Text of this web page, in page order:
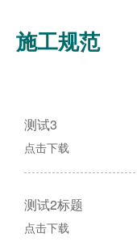
施工规范
测试3
点击下载
测试2标题
点击下载